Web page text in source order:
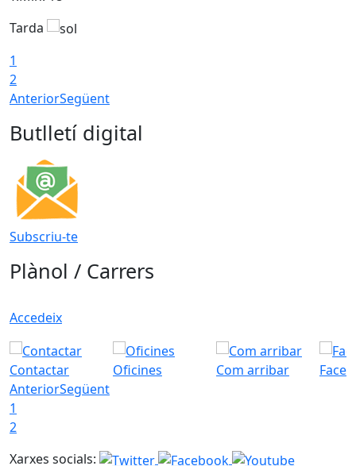
Tarda
1
2
AnteriorSegüent
Butlletí digital
Subscriu-te
Plànol / Carrers
Accedeix
Contactar Oficines Com arribar
AnteriorSegüent
1
2
Xarxes socials: